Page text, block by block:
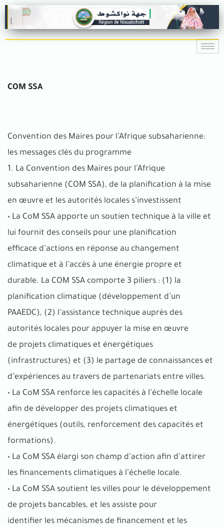
COM SSA
Convention des Maires pour l’Afrique subsaharienne:
les messages clés du programme
1. La Convention des Maires pour l’Afrique
subsaharienne (COM SSA), de la planification à la mise
en œuvre et les autorités locales s’investissent
• La CoM SSA apporte un soutien technique à la ville et
lui fournit des conseils pour une planification
efficace d’actions en réponse au changement
climatique et à l’accès à une énergie propre et
durable. La COM SSA comporte 3 piliers : (1) la
planification climatique (développement d’un
PAAEDC), (2) l’assistance technique auprès des
autorités locales pour appuyer la mise en œuvre
de projets climatiques et énergétiques
(infrastructures) et (3) le partage de connaissances et
d’expériences au travers de partenariats entre villes.
• La CoM SSA renforce les capacités à l’échelle locale
afin de développer des projets climatiques et
énergétiques (outils, renforcement des capacités et
formations).
• La CoM SSA élargi son champ d’action afin d’attirer
les financements climatiques à l’échelle locale.
• La CoM SSA soutient les villes pour le développement
de projets bancables, et les assiste pour
identifier les mécanismes de financement et les